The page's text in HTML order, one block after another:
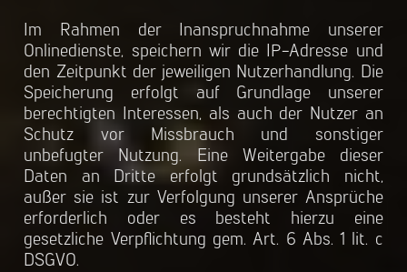
Im Rahmen der Inanspruchnahme unserer
Onlinedienste, speichern wir die IP-Adresse und
den Zeitpunkt der jeweiligen Nutzerhandlung. Die
Speicherung erfolgt auf Grundlage unserer
berechtigten Interessen, als auch der Nutzer an
Schutz vor Missbrauch und sonstiger
unbefugter Nutzung. Eine Weitergabe dieser
Daten an Dritte erfolgt grundsätzlich nicht,
außer sie ist zur Verfolgung unserer Ansprüche
erforderlich oder es besteht hierzu eine
gesetzliche Verpflichtung gem. Art. 6 Abs. 1 lit. c
DSGVO.